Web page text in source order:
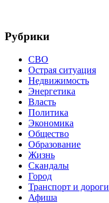
Рубрики
СВО
Острая ситуация
Недвижимость
Энергетика
Власть
Политика
Экономика
Общество
Образование
Жизнь
Скандалы
Город
Транспорт и дороги
Афиша